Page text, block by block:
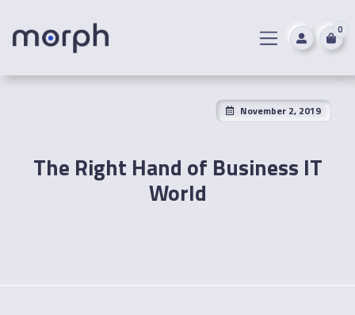
0
November 2, 2019
The Right Hand of Business IT
World